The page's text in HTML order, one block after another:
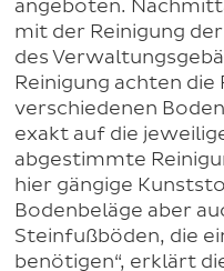
angeboten.
mit der Reinigung
des
Reinigung achten
verschiedenen
exakt auf die
abgestimmte
hier gängige
Bodenbeläge aber
Steinfußböden, die
benötigen“, erklärt